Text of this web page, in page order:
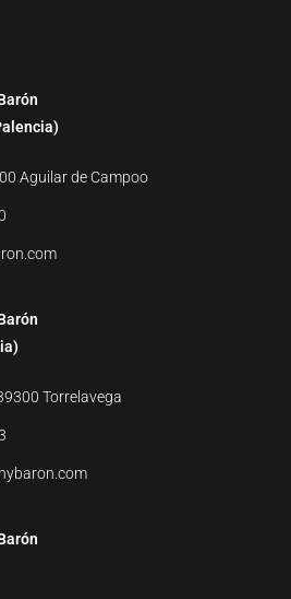
Aguilar de Campoo
Torrelavega